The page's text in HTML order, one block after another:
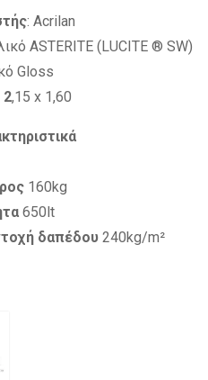
: Acrilan
ASTERITE (LUCITE ® SW)
Gloss
2,15 x 1,60
160kg
650lt
δαπέδου 240kg/m²